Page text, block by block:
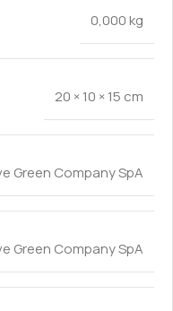
0,000 kg
20 × 10 × 15 cm
Green Company SpA
Green Company SpA